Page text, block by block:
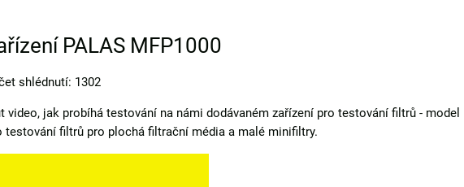
PALAS MFP1000
shlédnutí: 1302
video, jak probíhá testování na námi dodávaném zařízení pro testování filtrů -
testování filtrů pro plochá filtrační média a malé minifiltry.